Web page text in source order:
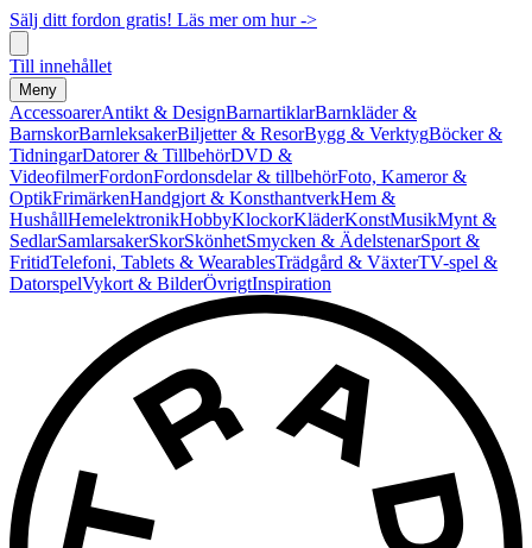
Sälj ditt fordon gratis! Läs mer om hur ->
Till innehållet
Meny
AccessoarerAntikt & DesignBarnartiklarBarnkläder &
BarnskorBarnleksakerBiljetter & ResorBygg & VerktygBöcker &
TidningarDatorer & TillbehörDVD &
VideofilmerFordonFordonsdelar & tillbehörFoto, Kameror &
OptikFrimärkenHandgjort & KonsthantverkHem &
HushållHemelektronikHobbyKlockorKläderKonstMusikMynt &
SedlarSamlarsakerSkorSkönhetSmycken & ÄdelstenarSport &
FritidTelefoni, Tablets & WearablesTrädgård & VäxterTV-spel &
DatorspelVykort & BilderÖvrigtInspiration